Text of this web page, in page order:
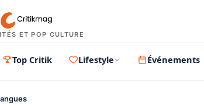
ET POP CULTURE
Top Critik Lifestyle Événements